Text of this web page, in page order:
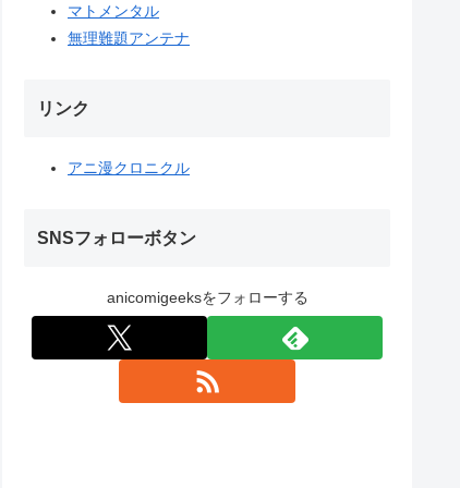
マトメンタル
無理難題アンテナ
リンク
アニ漫クロニクル
SNSフォローボタン
anicomigeeksをフォローする